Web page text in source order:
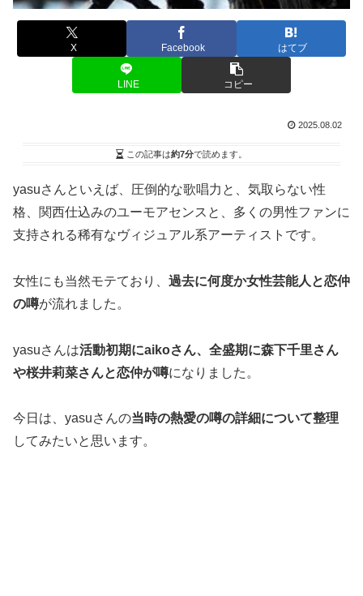
X Facebook はてブ
LINE コピー
2025.08.02
この記事は約7分で読めます。
yasuさんといえば、圧倒的な歌唱力と、気取らない性
格、関西仕込みのユーモアセンスと、多くの男性ファンに
支持される稀有なヴィジュアル系アーティストです。
女性にも当然モテており、 過去に何度か女性芸能人と恋仲
の噂が流れました。
yasuさんは活動初期にaikoさん、全盛期に森下千里さん
や桜井莉菜さんと恋仲が噂になりました。
今日は、yasuさんの当時の熱愛の噂の詳細について整理
してみたいと思います。